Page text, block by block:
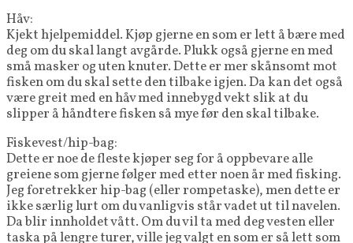
Håv:
Kjekt hjelpemiddel. Kjøp gjerne en som er lett å bære med
deg om du skal langt avgårde. Plukk også gjerne en med
små masker og uten knuter. Dette er mer skånsomt mot
fisken om du skal sette den tilbake igjen. Da kan det også
være greit med en håv med innebygd vekt slik at du
slipper å håndtere fisken så mye før den skal tilbake.
Fiskevest/hip-bag:
Dette er noe de fleste kjøper seg for å oppbevare alle
greiene som gjerne følger med etter noen år med fisking.
Jeg foretrekker hip-bag (eller rompetaske), men dette er
ikke særlig lurt om du vanligvis står vadet ut til navelen.
Da blir innholdet vått. Om du vil ta med deg vesten eller
taska på lengre turer, ville jeg valgt en som er så lett som